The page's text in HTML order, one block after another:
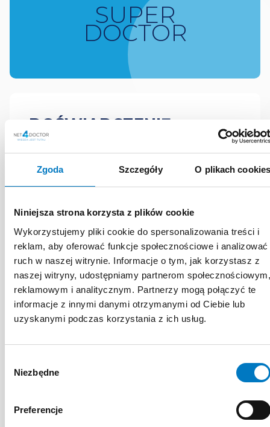
Zgoda Szczegóły O plikach
Niniejsza strona korzysta z plików cookie
Wykorzystujemy pliki cookie do spersonalizowania treści i
reklam, aby oferować funkcje społecznościowe i analizować
ruch w naszej witrynie. Informacje o tym, jak korzystasz z
naszej witryny, udostępniamy partnerom społecznościowym,
reklamowym i analitycznym. Partnerzy mogą połączyć te
informacje z innymi danymi otrzymanymi od Ciebie lub
uzyskanymi podczas korzystania z ich usług.
zgody
Niezbędne
Preferencje
SUPER
DOCTOR
DOŚWIADCZENIE
ZAWODOWE
doświadczeniem zawodowym.
Swoją wiedzę poszerza,
uczestnicząc w konferencjach,
zjazdach oraz szkoleniach
tematycznych. Oferuje konsultacje
ortopedyczne, na których wykonuje
USG aparatu ruchu. Posiada duże
biodrowych. Przeprowadza
barku.